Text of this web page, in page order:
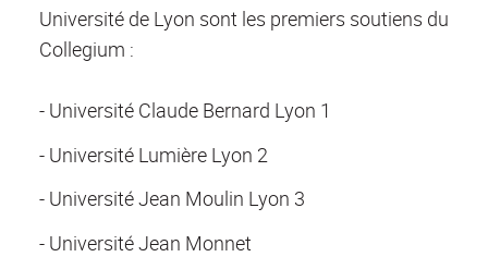
Université de Lyon sont les premiers soutiens du
Collegium :
- Université Claude Bernard Lyon 1
- Université Lumière Lyon 2
- Université Jean Moulin Lyon 3
- Université Jean Monnet